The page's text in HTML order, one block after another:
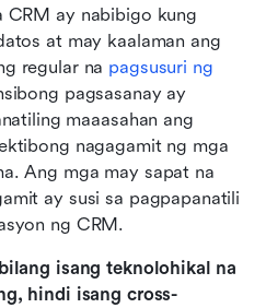
CRM ay nabibigo kung
at may kaalaman ang
regular na pagsusuri ng
pagsasanay ay
maaasahan ang
nagagamit ng mga
Ang mga may sapat na
ay susi sa pagpapanatili
ng CRM.
isang teknolohikal na
hindi isang cross-